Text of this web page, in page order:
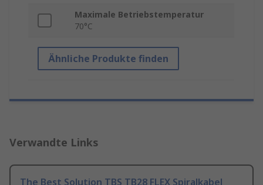
Maximale Betriebstemperatur
70°C
Ähnliche Produkte finden
Verwandte Links
The Best Solution TBS TB28 FLEX Spiralkabel